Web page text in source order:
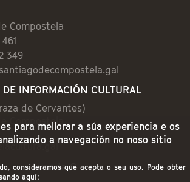
Compostela
349
INFORMACIÓN CULTURAL
de Cervantes)
Compostela
Axenda C
para mellorar a súa experiencia e os
a navegación no noso sitio
consideramos que acepta o seu uso. Pode obter
aquí: